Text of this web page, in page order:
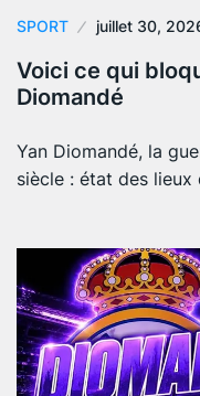
SPORT juillet 30,
Voici ce qui
Diomandé
Yan Diomandé, la
siècle : état des